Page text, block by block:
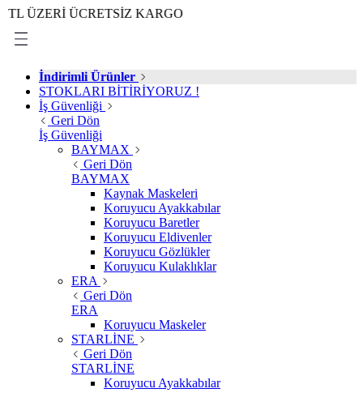
ÜCRETSİZ KARGO
İndirimli Ürünler
STOKLARI BİTİRİYORUZ !
İş Güvenliği
Geri Dön
İş Güvenliği
BAYMAX
Geri Dön
BAYMAX
Kaynak Maskeleri
Koruyucu Ayakkabılar
Koruyucu Baretler
Koruyucu Eldivenler
Koruyucu Gözlükler
Koruyucu Kulaklıklar
ERA
Geri Dön
ERA
Koruyucu Maskeler
STARLİNE
Geri Dön
STARLİNE
Koruyucu Ayakkabılar